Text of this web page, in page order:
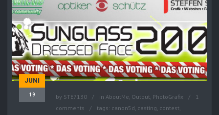
JUNI
19 by STE7130 in AboutMe, Output, PhotoGrafix
1
comments
tags: canon5d, casting, contest,